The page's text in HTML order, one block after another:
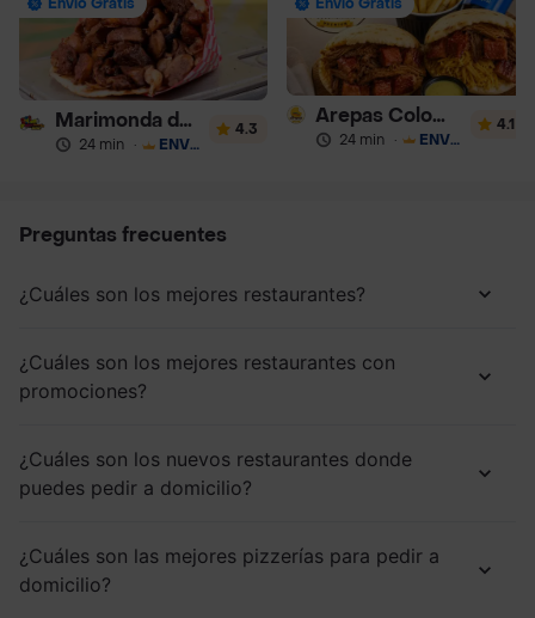
Marimonda del Mono
24 min · ENVÍO GRATIS
4.3
Arepas Colombianas Premium
24 min · ENVÍO GRATIS
4.1
Preguntas frecuentes
¿Cuáles son los mejores restaurantes?
¿Cuáles son los mejores restaurantes con
promociones?
¿Cuáles son los nuevos restaurantes donde
puedes pedir a domicilio?
¿Cuáles son las mejores pizzerías para pedir a
domicilio?